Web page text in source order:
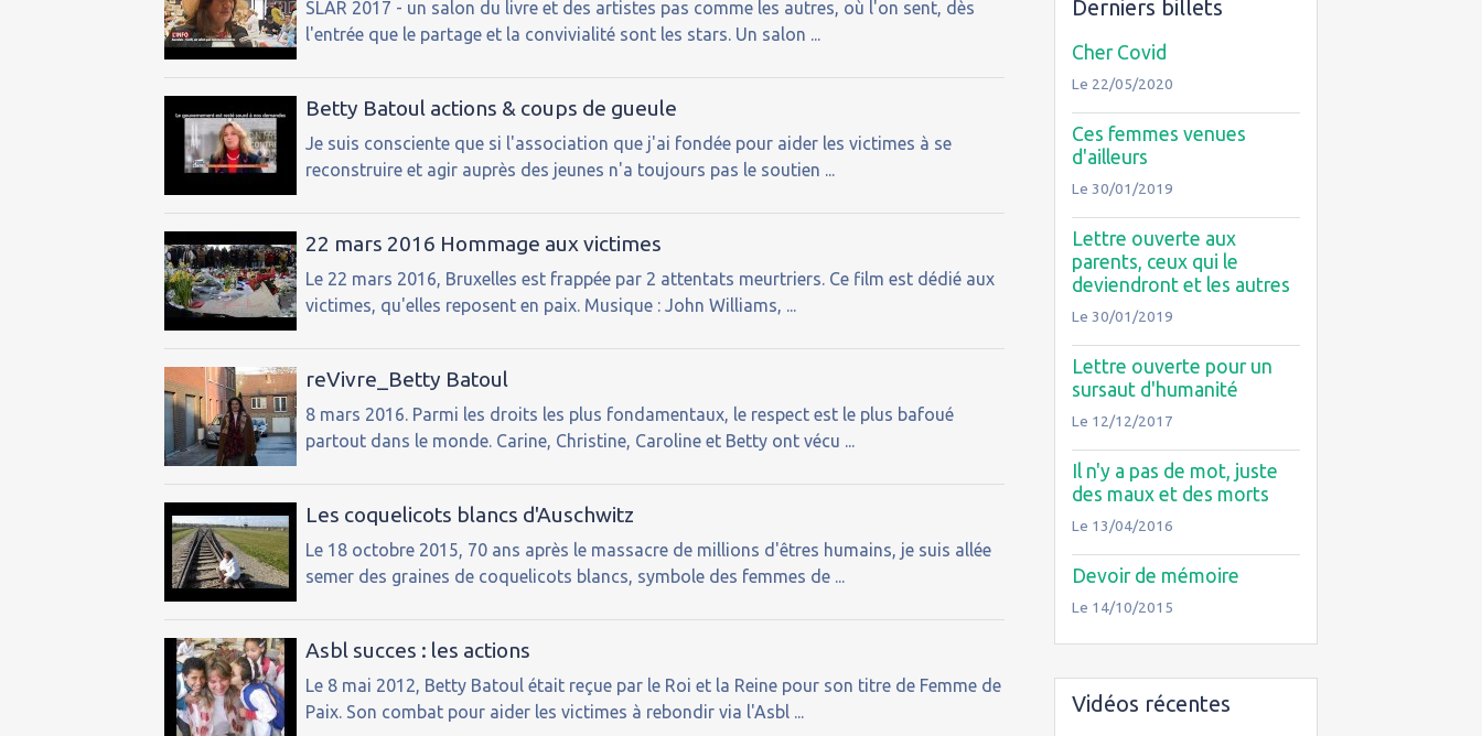
SLAR 2017 - un salon du livre et des artistes pas comme les autres, où l'on sent, dès
l'entrée que le partage et la convivialité sont les stars. Un salon ...
Betty Batoul actions & coups de gueule
Je suis consciente que si l'association que j'ai fondée pour aider les victimes à se
reconstruire et agir auprès des jeunes n'a toujours pas le soutien ...
22 mars 2016 Hommage aux victimes
Le 22 mars 2016, Bruxelles est frappée par 2 attentats meurtriers. Ce film est dédié aux
victimes, qu'elles reposent en paix. Musique : John Williams, ...
reVivre_Betty Batoul
8 mars 2016. Parmi les droits les plus fondamentaux, le respect est le plus bafoué
partout dans le monde. Carine, Christine, Caroline et Betty ont vécu ...
Les coquelicots blancs d'Auschwitz
Le 18 octobre 2015, 70 ans après le massacre de millions d'êtres humains, je suis allée
semer des graines de coquelicots blancs, symbole des femmes de ...
Asbl succes : les actions
Le 8 mai 2012, Betty Batoul était reçue par le Roi et la Reine pour son titre de Femme de
Paix. Son combat pour aider les victimes à rebondir via l'Asbl ...
Derniers billets
Cher Covid
Le 22/05/2020
Ces femmes venues
d'ailleurs
Le 30/01/2019
Lettre ouverte aux
parents, ceux qui le
deviendront et les autres
Le 30/01/2019
Lettre ouverte pour un
sursaut d'humanité
Le 12/12/2017
Il n'y a pas de mot, juste
des maux et des morts
Le 13/04/2016
Devoir de mémoire
Le 14/10/2015
Vidéos récentes